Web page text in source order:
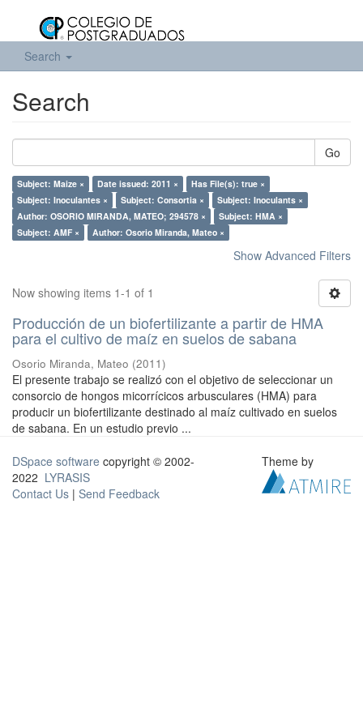
Search
Search
Go
Subject: Maize × Date issued: 2011 ×
Has File(s): true ×
Subject: Inoculantes ×
Subject: Consortia ×
Subject: Inoculants ×
Author: OSORIO MIRANDA, MATEO; 294578 ×
Subject: HMA ×
Subject: AMF ×
Author: Osorio Miranda, Mateo ×
Show Advanced Filters
Now showing items 1-1 of 1
Producción de un biofertilizante a partir de HMA
para el cultivo de maíz en suelos de sabana
Osorio Miranda, Mateo (2011)
El presente trabajo se realizó con el objetivo de seleccionar un
consorcio de hongos micorrícicos arbusculares (HMA) para
producir un biofertilizante destinado al maíz cultivado en suelos
de sabana. En un estudio previo ...
DSpace software copyright © 2002-
2022 LYRASIS
Contact Us | Send Feedback
Theme by